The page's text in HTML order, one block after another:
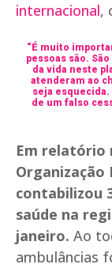
internacional,
“É muito
pessoas são.
da vida neste
atenderam ao
seja
de um falso
Em relatório
Organização
contabilizou
saúde na
janeiro. Ao
ambulâncias